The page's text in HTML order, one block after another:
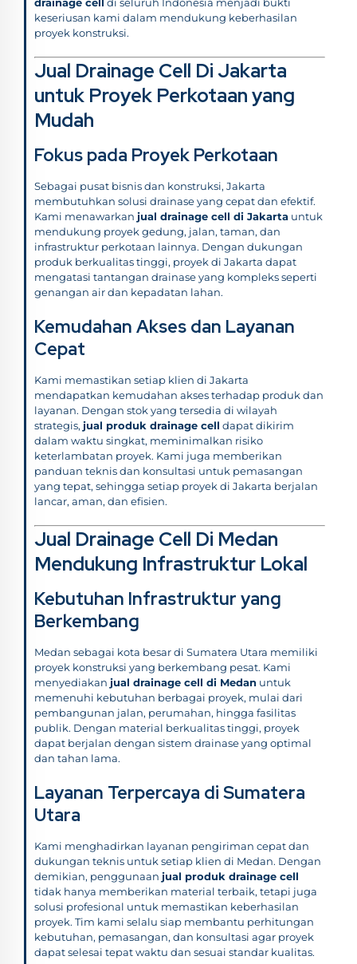
keseriusan kami dalam mendukung keberhasilan
proyek konstruksi.
Jual Drainage Cell Di Jakarta
untuk Proyek Perkotaan yang
Mudah
Fokus pada Proyek Perkotaan
Sebagai pusat bisnis dan konstruksi, Jakarta
membutuhkan solusi drainase yang cepat dan efektif.
Kami menawarkan jual drainage cell di Jakarta untuk
mendukung proyek gedung, jalan, taman, dan
infrastruktur perkotaan lainnya. Dengan dukungan
produk berkualitas tinggi, proyek di Jakarta dapat
mengatasi tantangan drainase yang kompleks seperti
genangan air dan kepadatan lahan.
Kemudahan Akses dan Layanan
Cepat
Kami memastikan setiap klien di Jakarta
mendapatkan kemudahan akses terhadap produk dan
layanan. Dengan stok yang tersedia di wilayah
strategis, jual produk drainage cell dapat dikirim
dalam waktu singkat, meminimalkan risiko
keterlambatan proyek. Kami juga memberikan
panduan teknis dan konsultasi untuk pemasangan
yang tepat, sehingga setiap proyek di Jakarta berjalan
lancar, aman, dan efisien.
Jual Drainage Cell Di Medan
Mendukung Infrastruktur Lokal
Kebutuhan Infrastruktur yang
Berkembang
Medan sebagai kota besar di Sumatera Utara memiliki
proyek konstruksi yang berkembang pesat. Kami
menyediakan jual drainage cell di Medan untuk
memenuhi kebutuhan berbagai proyek, mulai dari
pembangunan jalan, perumahan, hingga fasilitas
publik. Dengan material berkualitas tinggi, proyek
dapat berjalan dengan sistem drainase yang optimal
dan tahan lama.
Layanan Terpercaya di Sumatera
Utara
Kami menghadirkan layanan pengiriman cepat dan
dukungan teknis untuk setiap klien di Medan. Dengan
demikian, penggunaan jual produk drainage cell
tidak hanya memberikan material terbaik, tetapi juga
solusi profesional untuk memastikan keberhasilan
proyek. Tim kami selalu siap membantu perhitungan
kebutuhan, pemasangan, dan konsultasi agar proyek
dapat selesai tepat waktu dan sesuai standar kualitas.